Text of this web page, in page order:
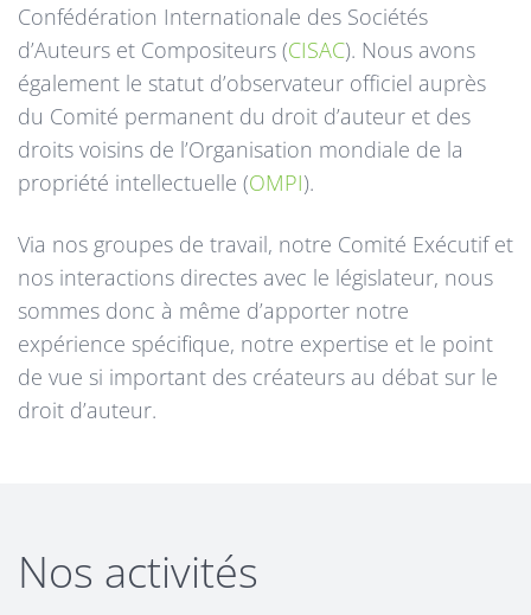
Confédération Internationale des Sociétés
d’Auteurs et Compositeurs (CISAC). Nous avons
également le statut d’observateur officiel auprès
du Comité permanent du droit d’auteur et des
droits voisins de l’Organisation mondiale de la
propriété intellectuelle (OMPI).
Via nos groupes de travail, notre Comité Exécutif et
nos interactions directes avec le législateur, nous
sommes donc à même d’apporter notre
expérience spécifique, notre expertise et le point
de vue si important des créateurs au débat sur le
droit d’auteur.
Nos activités